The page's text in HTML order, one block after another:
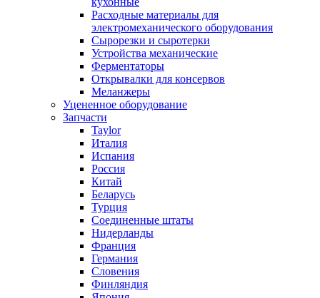
Расходные материалы для
электромеханического оборудования
Сырорезки и сыротерки
Устройства механические
Ферментаторы
Открывалки для консервов
Меланжеры
Уцененное оборудование
Запчасти
Taylor
Италия
Испания
Россия
Китай
Беларусь
Турция
Соединенные штаты
Нидерланды
Франция
Германия
Словения
Финляндия